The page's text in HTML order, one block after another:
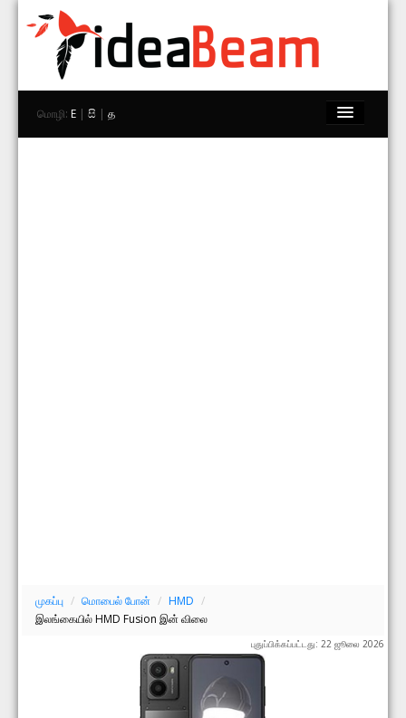
மொழி: E | සි | த
முகப்பு
முகப்பு / மொபைல் போன் / HMD /
இலங்கையில் HMD Fusion இன் விலை
புதுப்பிக்கப்பட்டது: 22 ஜூலை 2026